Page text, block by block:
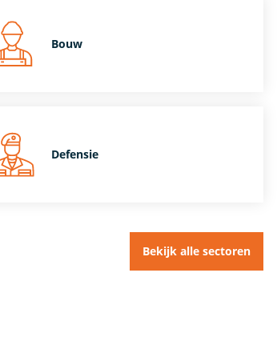
Bouw
Defensie
Bekijk alle sectoren